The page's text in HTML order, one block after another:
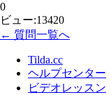
0
ビュー:13420
← 質問一覧へ
Tilda.cc
ヘルプセンター
ビデオレッスン